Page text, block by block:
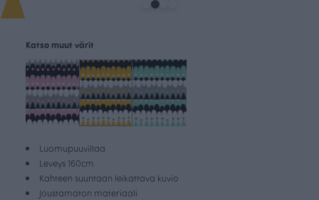
Luomupuuvillaa
Leveys 160cm
Kahteen suuntaan leikattava kuvio
Joustamaton materiaali
Katso muut värit